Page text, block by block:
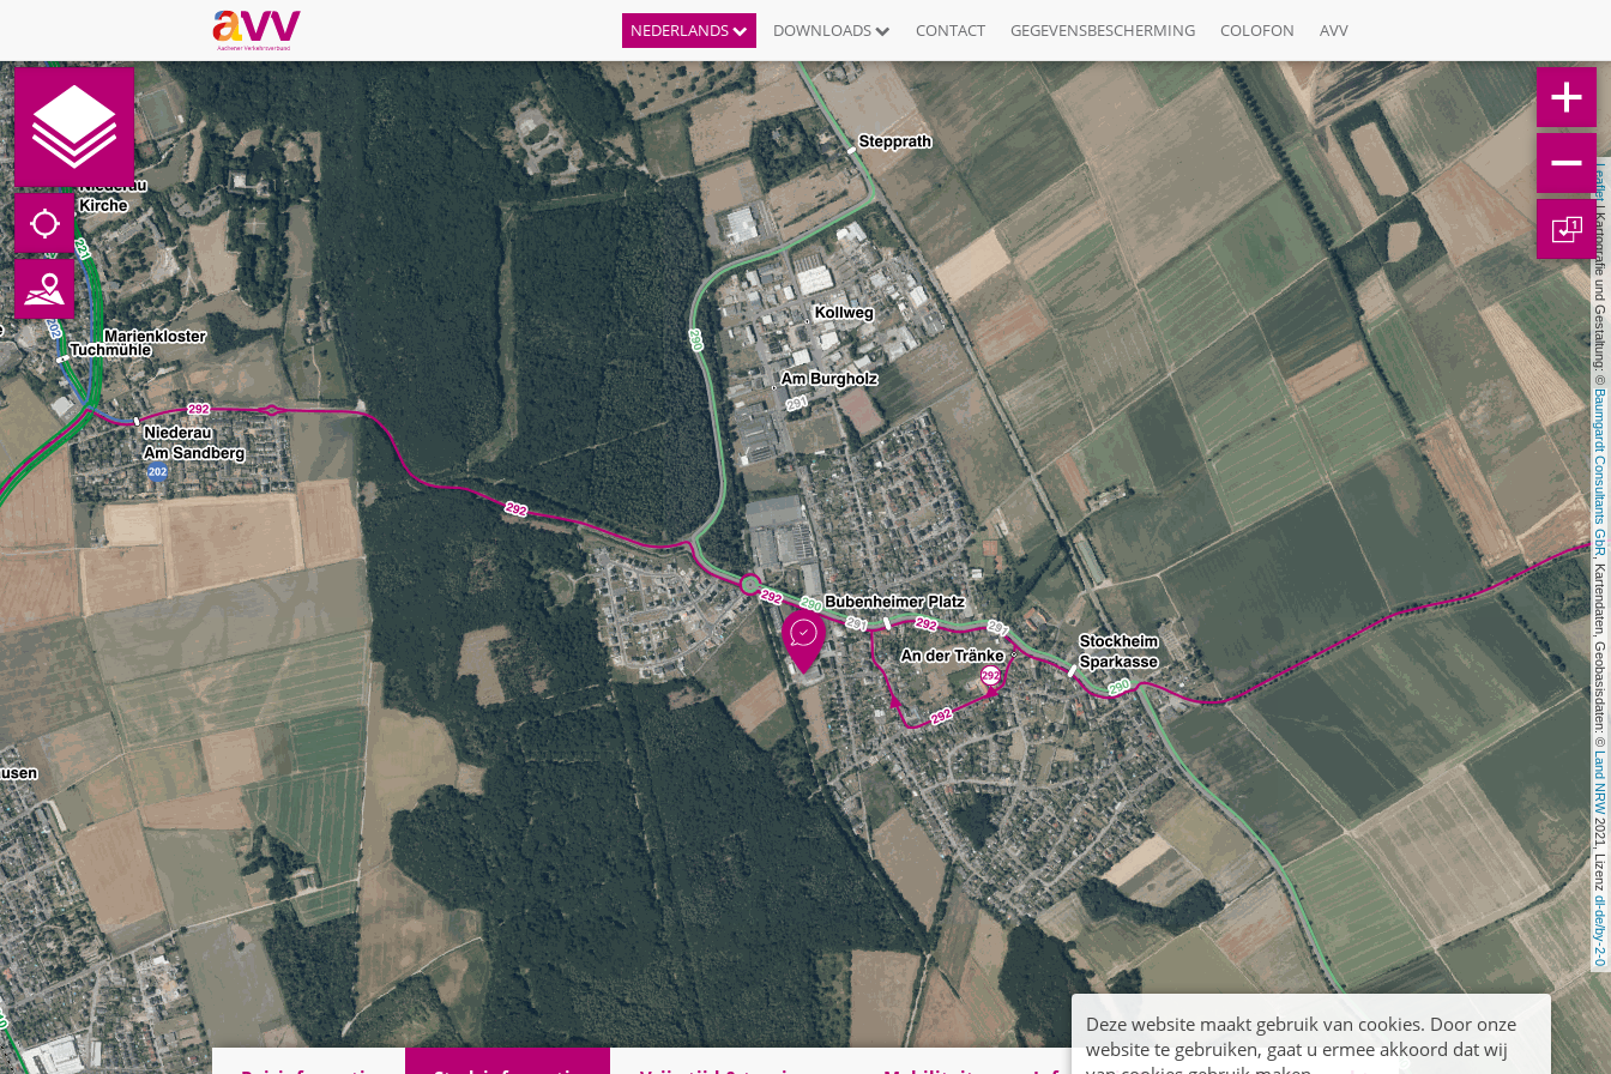
NEDERLANDS DOWNLOADS CONTACT GEGEVENSBESCHERMING COLOFON AVV
Leaflet
| Kartografie und Gestaltung: ©
Baumgardt Consultants GbR
, Kartendaten, Geobasisdaten: ©
Land NRW
2021, Lizenz
dl-de/by-2-0
1
Deze website maakt gebruik van cookies. Door onze
website te gebruiken, gaat u ermee akkoord dat wij